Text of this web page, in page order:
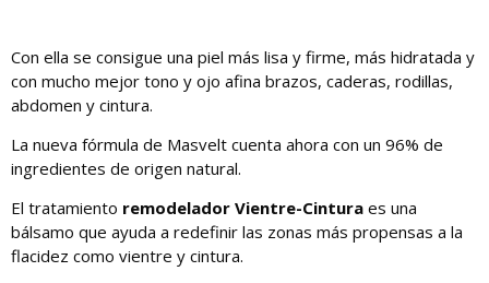
Con ella se consigue una piel más lisa y firme, más hidratada y
con mucho mejor tono y ojo afina brazos, caderas, rodillas,
abdomen y cintura.
La nueva fórmula de Masvelt cuenta ahora con un 96% de
ingredientes de origen natural.
El tratamiento remodelador Vientre-Cintura es una
bálsamo que ayuda a redefinir las zonas más propensas a la
flacidez como vientre y cintura.